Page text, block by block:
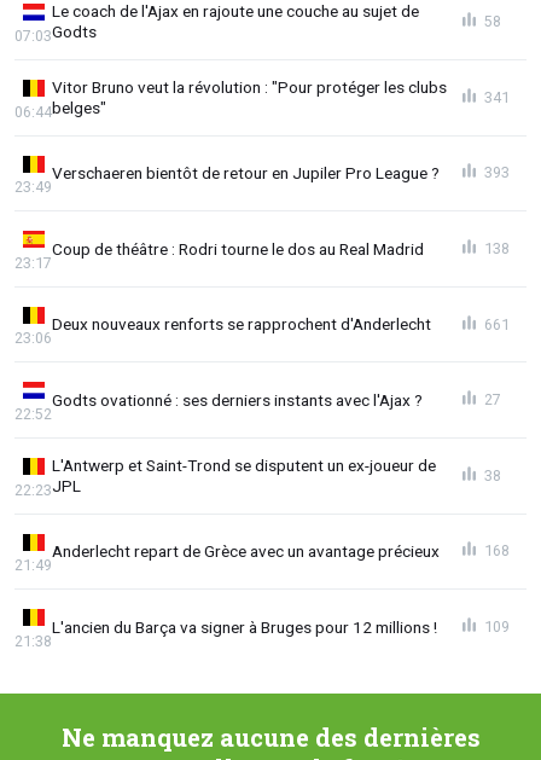
Le coach de l'Ajax en rajoute une couche au sujet de
Godts
07:03
58
Vitor Bruno veut la révolution : "Pour protéger les clubs
belges"
06:44
341
Verschaeren bientôt de retour en Jupiler Pro League ?
23:49
393
Coup de théâtre : Rodri tourne le dos au Real Madrid
23:17
138
Deux nouveaux renforts se rapprochent d'Anderlecht
23:06
661
Godts ovationné : ses derniers instants avec l'Ajax ?
22:52
27
L'Antwerp et Saint-Trond se disputent un ex-joueur de
JPL
22:23
38
Anderlecht repart de Grèce avec un avantage précieux
21:49
168
L'ancien du Barça va signer à Bruges pour 12 millions !
21:38
109
Ne manquez aucune des dernières